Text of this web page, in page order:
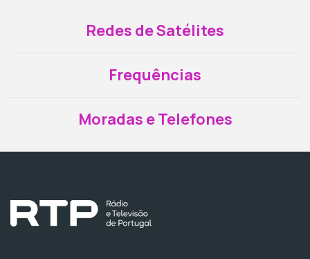
Redes de Satélites
Frequências
Moradas e Telefones